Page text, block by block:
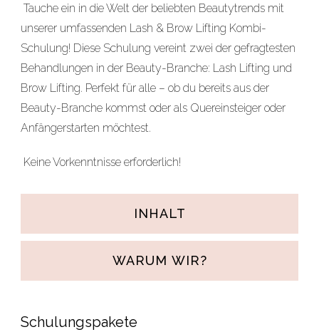
Tauche ein in die Welt der beliebten Beautytrends mit
unserer umfassenden Lash & Brow Lifting Kombi-
Schulung! Diese Schulung vereint zwei der gefragtesten
Behandlungen in der Beauty-Branche: Lash Lifting und
Brow Lifting. Perfekt für alle – ob du bereits aus der
Beauty-Branche kommst oder als Quereinsteiger oder
Anfängerstarten möchtest.
Keine Vorkenntnisse erforderlich!
INHALT
WARUM WIR?
Schulungspakete